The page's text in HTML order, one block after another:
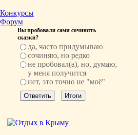
Конкурсы
Форум
Вы пробовали сами сочинять
сказки?
да, часто придумываю
сочиняю, но редко
не пробовал(а), но, думаю,
у меня получится
нет, это точно не "моё"